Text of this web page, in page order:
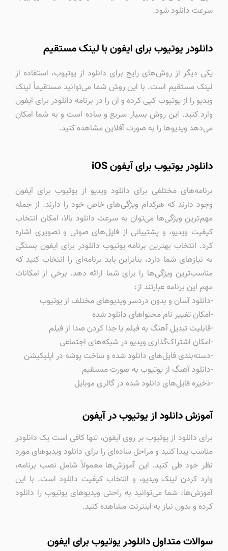
سرعت دانلود شود.
دانلودر یوتیوب برای ایفون با لینک مستقیم
یکی دیگر از روش‌های رایج برای دانلود از یوتیوب، استفاده از
لینک مستقیم است. با این روش شما می‌توانید مستقیماً لینک
ویدیو را از یوتیوب کپی کرده و آن را در برنامه دانلودر برای آیفون
وارد کنید. این روش بسیار سریع و ساده است و به شما امکان
می‌دهد ویدیوها را به صورت آفلاین مشاهده کنید.
دانلودر یوتیوب برای آیفون iOS
برنامه‌های مختلفی برای دانلود ویدیو از یوتیوب برای آیفون
وجود دارند که هرکدام ویژگی‌های خاص خود را دارند. از جمله
مهم‌ترین ویژگی‌ها می‌توان به سرعت دانلود بالا، امکان انتخاب
کیفیت ویدیو، و پشتیبانی از فایل‌های صوتی و تصویری اشاره
کرد. انتخاب بهترین برنامه یوتیوب دانلودر برای ایفون بستگی
به نیازهای شما دارد، بنابراین باید برنامه‌ای را انتخاب کنید که
مناسب‌ترین ویژگی‌ها را برای شما ارائه دهد. برخی از امکانات
مهم این برنامه عبارتند از:
-دانلود آسان و بدون دردسر ویدیوهای مختلف از یوتیوب
-امکان تغییر نام محتواهای دانلود شده
-قابلیت تبدیل آهنگ به فیلم یا جدا کردن صدا از فیلم
-امکان اشتراک‌گذاری ویدیو در شبکه‌های اجتماعی
-دسته‌بندی فایل‌های دانلود شده و ساخت پوشه در اپلیکیشن
-دانلود آهنگ از یوتیوب به صورت مستقیم
-ذخیره فایل‌های دانلود شده در گالری موبایل
آموزش دانلود از یوتیوب در آیفون
برای دانلود از یوتیوب بر روی آیفون، تنها کافی است یک دانلودر
مناسب پیدا کنید و مراحل ساده‌ای را برای دانلود ویدیوهای مورد
نظر خود طی کنید. این آموزش‌ها معمولاً شامل نصب برنامه،
وارد کردن لینک ویدیو، و انتخاب کیفیت دانلود است. با این
آموزش‌ها، شما می‌توانید به راحتی ویدیوهای یوتیوب را دانلود
کرده و بدون نیاز به اینترنت مشاهده کنید.
سوالات متداول دانلودر یوتیوب برای ایفون